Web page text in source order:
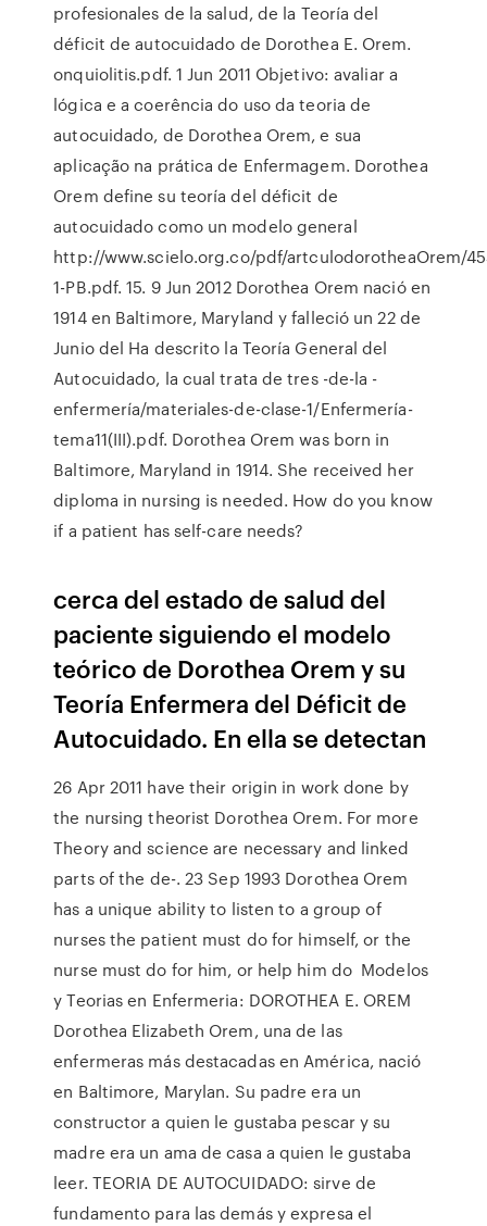
profesionales de la salud, de la Teoría del
déficit de autocuidado de Dorothea E. Orem.
onquiolitis.pdf. 1 Jun 2011 Objetivo: avaliar a
lógica e a coerência do uso da teoria de
autocuidado, de Dorothea Orem, e sua
aplicação na prática de Enfermagem. Dorothea
Orem define su teoría del déficit de
autocuidado como un modelo general
http://www.scielo.org.co/pdf/artculodorotheaOrem/
1-PB.pdf. 15. 9 Jun 2012 Dorothea Orem nació en
1914 en Baltimore, Maryland y falleció un 22 de
Junio del Ha descrito la Teoría General del
Autocuidado, la cual trata de tres -de-la -
enfermería/materiales-de-clase-1/Enfermería-
tema11(III).pdf. Dorothea Orem was born in
Baltimore, Maryland in 1914. She received her
diploma in nursing is needed. How do you know
if a patient has self-care needs?
cerca del estado de salud del
paciente siguiendo el modelo
teórico de Dorothea Orem y su
Teoría Enfermera del Déficit de
Autocuidado. En ella se detectan
26 Apr 2011 have their origin in work done by
the nursing theorist Dorothea Orem. For more
Theory and science are necessary and linked
parts of the de-. 23 Sep 1993 Dorothea Orem
has a unique ability to listen to a group of
nurses the patient must do for himself, or the
nurse must do for him, or help him do Modelos
y Teorias en Enfermeria: DOROTHEA E. OREM
Dorothea Elizabeth Orem, una de las
enfermeras más destacadas en América, nació
en Baltimore, Marylan. Su padre era un
constructor a quien le gustaba pescar y su
madre era un ama de casa a quien le gustaba
leer. TEORIA DE AUTOCUIDADO: sirve de
fundamento para las demás y expresa el